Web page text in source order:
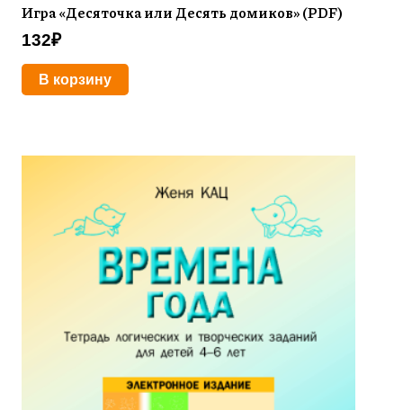
Игра «Десяточка или Десять домиков» (PDF)
132₽
В корзину